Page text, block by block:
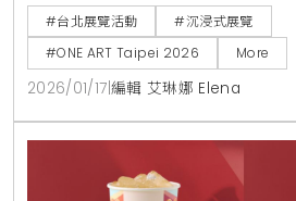
月18日。
#台北展覽活動
#沉浸式展覽
#ONE ART Taipei 2026
More
2026/01/17 編輯 艾琳娜 Elena